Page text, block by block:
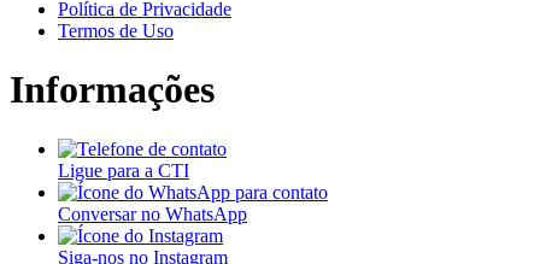
Política de Privacidade
Termos de Uso
Informações
Ligue para a CTI
Conversar no WhatsApp
Siga-nos no Instagram